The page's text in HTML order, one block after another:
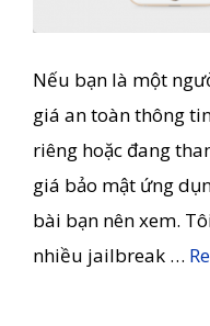
Nếu bạn là một
giá an toàn thông
riêng hoặc đang
giá bảo mật ứng
bài bạn nên xem.
nhiều jailbreak …